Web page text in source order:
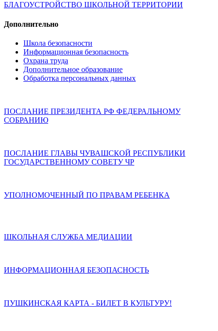
БЛАГОУСТРОЙСТВО ШКОЛЬНОЙ ТЕРРИТОРИИ
Дополнительно
Школа безопасности
Информационная безопасность
Охрана труда
Дополнительное образование
Обработка персональных данных
ПОСЛАНИЕ ПРЕЗИДЕНТА РФ ФЕДЕРАЛЬНОМУ
СОБРАНИЮ
ПОСЛАНИЕ ГЛАВЫ ЧУВАШСКОЙ РЕСПУБЛИКИ
ГОСУДАРСТВЕННОМУ СОВЕТУ ЧР
УПОЛНОМОЧЕННЫЙ ПО ПРАВАМ РЕБЕНКА
ШКОЛЬНАЯ СЛУЖБА МЕДИАЦИИ
ИНФОРМАЦИОННАЯ БЕЗОПАСНОСТЬ
ПУШКИНСКАЯ КАРТА - БИЛЕТ В КУЛЬТУРУ!